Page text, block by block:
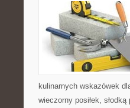
kulinarnych wskazówek
wieczorny posiłek,